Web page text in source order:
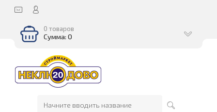
0 товаров
Сумма: 0